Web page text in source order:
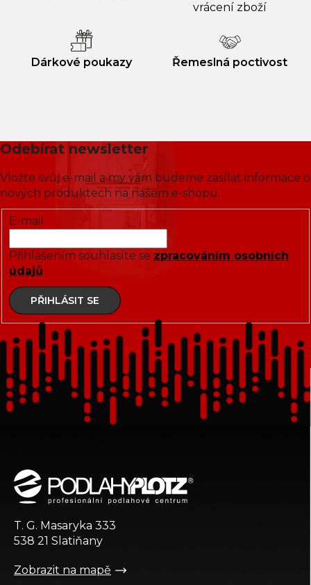
vrácení zboží
Dárkové poukazy Řemeslná poctivost
Odebírat newsletter
Vložte svůj e-mail a my vám budeme zasílat informace o
nových produktech na našem e-shopu.
E-mail
Přihlášením souhlasíte se zpracováním osobních
údajů
PŘIHLÁSIT SE
T. G. Masaryka 333
538 21 Slatiňany
Zobrazit na mapě